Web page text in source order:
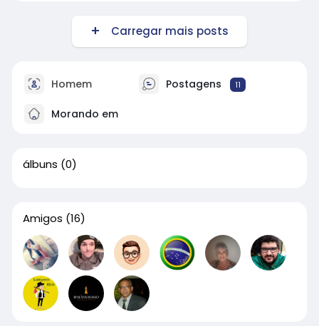
Carregar mais posts
Homem Postagens 11
Morando em
álbuns (0)
Amigos (16)